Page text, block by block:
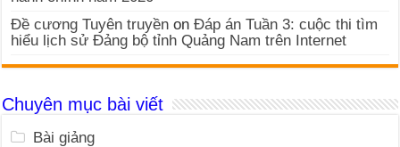
Đề cương Tuyên truyền onĐáp án Tuần 3: cuộc thi tìm
hiểu lịch sử Đảng bộ tỉnh Quảng Nam trên Internet
Chuyên mục bài viết
Bài giảng